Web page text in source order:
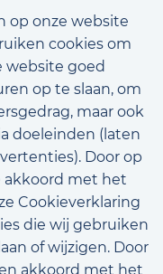
op onze website
cookies om
website goed
op te slaan, om
maar ook
doeleinden (laten
Door op
akkoord met het
Cookieverklaring
die wij gebruiken
of wijzigen. Door
akkoord met het
vacatures